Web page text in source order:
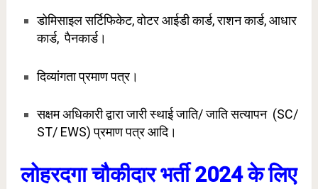
डोमिसाइल सर्टिफिकेट, वोटर आईडी कार्ड, राशन कार्ड, आधार
कार्ड, पैनकार्ड।
दिव्यांगता प्रमाण पत्र।
सक्षम अधिकारी द्वारा जारी स्थाई जाति/ जाति सत्यापन (SC/
ST/ EWS) प्रमाण पत्र आदि।
लोहरदगा चौकीदार भर्ती 2024 के लिए